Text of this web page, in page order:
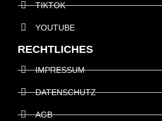
TIKTOK
YOUTUBE
RECHTLICHES
IMPRESSUM
DATENSCHUTZ
AGB